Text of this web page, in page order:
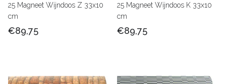
25 Magneet Wijndoos Z 33x10
cm
€89,75
25 Magneet Wijndoos K 33x10
cm
€89,75